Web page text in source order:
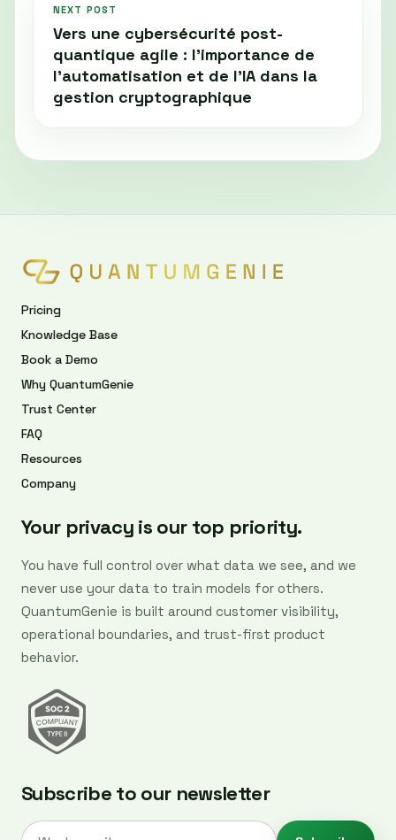
NEXT POST
Vers une cybersécurité post-
quantique agile : l’importance de
l’automatisation et de l’IA dans la
gestion cryptographique
Pricing
Knowledge Base
Book a Demo
Why QuantumGenie
Trust Center
FAQ
Resources
Company
Your privacy is our top priority.
You have full control over what data we see, and we
never use your data to train models for others.
QuantumGenie is built around customer visibility,
operational boundaries, and trust-first product
behavior.
Subscribe to our newsletter